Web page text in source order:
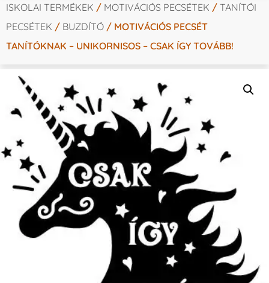
ISKOLAI TERMÉKEK / MOTIVÁCIÓS PECSÉTEK / TANÍTÓI
PECSÉTEK / BUZDÍTÓ / MOTIVÁCIÓS PECSÉT
TANÍTÓKNAK – UNIKORNISOS – CSAK ÍGY TOVÁBB!